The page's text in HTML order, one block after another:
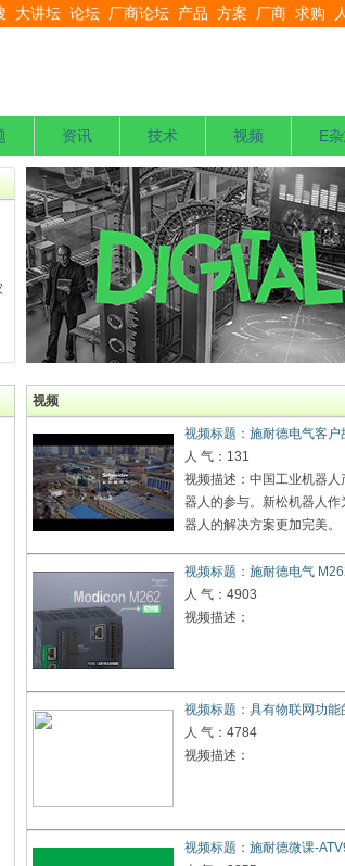
大讲坛 论坛 厂商论坛 产品 方案 厂商 求购
资讯 技术 视频 E
视频
视频标题：施耐德电气客户
人 气：131
视频描述：中国工业机器
器人的参与。新松机器人
器人的解决方案更加完美。
视频标题：施耐德电气
人 气：4903
视频描述：
视频标题：具有物联网功能
人 气：4784
视频描述：
视频标题：施耐德微课-